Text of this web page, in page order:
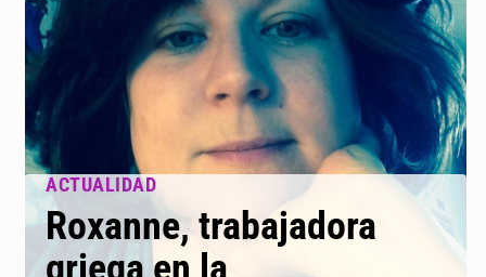
Roxanne, trabajadora
griega en la